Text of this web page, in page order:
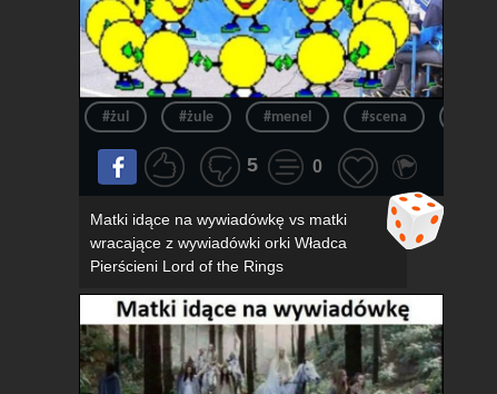
#żul #żule #menel #scena
5 0
Matki idące na wywiadówkę vs matki
wracające z wywiadówki orki Władca
Pierścieni Lord of the Rings